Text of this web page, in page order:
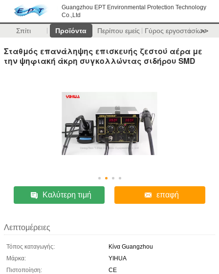
Guangzhou EPT Environmental Protection Technology
Co.,Ltd
Σπίτι Προϊόντα Περίπου εμείς Γύρος εργοστασίων
>>
Σταθμός επανάληψης επισκευής ζεστού αέρα με
την ψηφιακή άκρη συγκολλώντας σιδήρου SMD
Καλύτερη τιμή επαφή
Λεπτομέρειες
Τόπος καταγωγής:
Κίνα Guangzhou
Μάρκα:
YIHUA
Πιστοποίηση:
CE